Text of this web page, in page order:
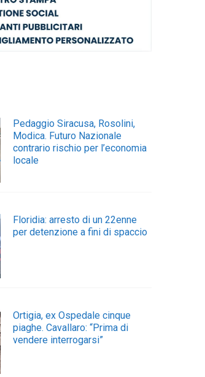
Pedaggio Siracusa, Rosolini,
Modica. Futuro Nazionale
contrario rischio per l’economia
locale
Floridia: arresto di un 22enne
per detenzione a fini di spaccio
Ortigia, ex Ospedale cinque
piaghe. Cavallaro: “Prima di
vendere interrogarsi”